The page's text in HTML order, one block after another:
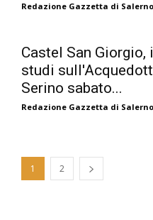
Redazione Gazzetta di Salerno
Castel San Giorgio,
studi
Serino sabato...
Redazione Gazzetta di Salerno
1 2